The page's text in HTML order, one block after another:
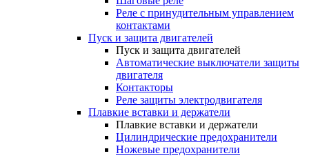
Реле с принудительным управлением
контактами
Пуск и защита двигателей
Пуск и защита двигателей
Автоматические выключатели защиты
двигателя
Контакторы
Реле защиты электродвигателя
Плавкие вставки и держатели
Плавкие вставки и держатели
Цилиндрические предохранители
Ножевые предохранители